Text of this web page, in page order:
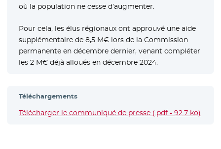
où la population ne cesse d’augmenter.
Pour cela, les élus régionaux ont approuvé une aide
supplémentaire de 8,5 M€ lors de la Commission
permanente en décembre dernier, venant compléter
les 2 M€ déjà alloués en décembre 2024.
Téléchargements
Télécharger le communiqué de presse (.pdf - 92.7 ko)